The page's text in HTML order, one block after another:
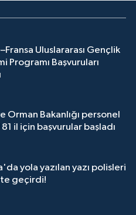
Uluslararası Gençlik
Programı Başvuruları
Orman Bakanlığı personel
il için başvurular başladı
yola yazılan yazı polisleri
geçirdi!